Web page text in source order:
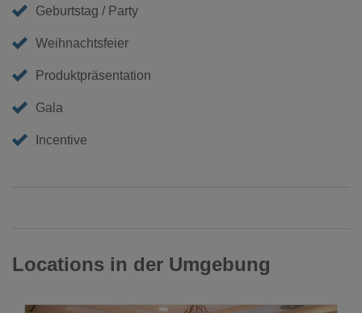
Geburtstag / Party
Weihnachtsfeier
Produktpräsentation
Gala
Incentive
Locations in der Umgebung